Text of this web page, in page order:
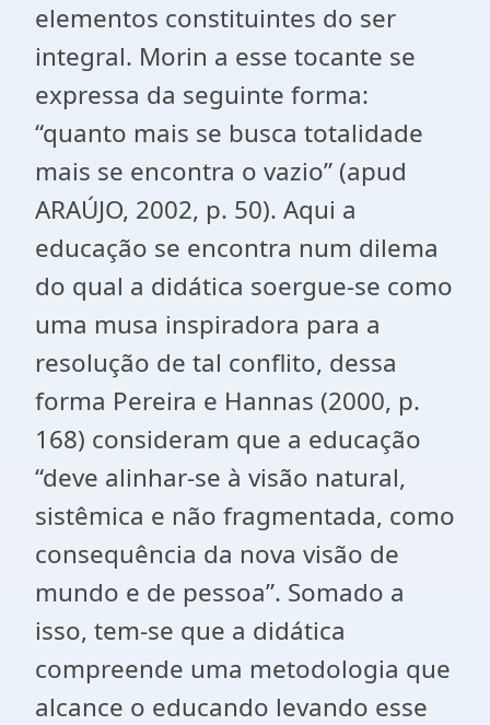
elementos constituintes do ser
integral. Morin a esse tocante se
expressa da seguinte forma:
“quanto mais se busca totalidade
mais se encontra o vazio” (apud
ARAÚJO, 2002, p. 50). Aqui a
educação se encontra num dilema
do qual a didática soergue-se como
uma musa inspiradora para a
resolução de tal conflito, dessa
forma Pereira e Hannas (2000, p.
168) consideram que a educação
“deve alinhar-se à visão natural,
sistêmica e não fragmentada, como
consequência da nova visão de
mundo e de pessoa”. Somado a
isso, tem-se que a didática
compreende uma metodologia que
alcance o educando levando esse